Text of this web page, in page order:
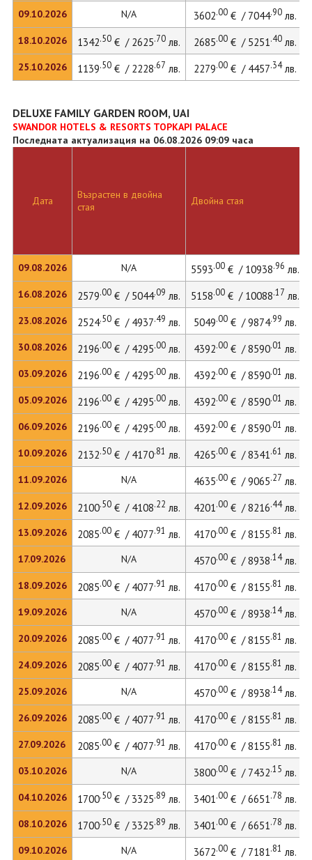
09.10.2026
18.10.2026
25.10.2026
N/A 3602.00€ / 7044.90лв.
1342.50€ / 2625.70лв. 2685.00€ / 5251.40лв.
1139.50€ / 2228.67 лв. 2279.00€ / 4457.34лв.
DELUXE FAMILY GARDEN ROOM, UAI
SWANDOR HOTELS & RESORTS TOPKAPI PALACE
Последната актуализация на 06.08.2026 09:09 часа
Дата
09.08.2026
16.08.2026
23.08.2026
30.08.2026
03.09.2026
05.09.2026
06.09.2026
10.09.2026
11.09.2026
12.09.2026
13.09.2026
17.09.2026
18.09.2026
19.09.2026
20.09.2026
24.09.2026
25.09.2026
26.09.2026
27.09.2026
03.10.2026
04.10.2026
08.10.2026
09.10.2026
Възрастен в двойна
стая
Двойна стая
N/A 5593.00€ / 10938.96 лв.
2579.00€ / 5044.09 лв. 5158.00€ / 10088.17 лв.
2524.50€ / 4937.49 лв. 5049.00€ / 9874.99 лв.
2196.00€ / 4295.00лв. 4392.00€ / 8590.01 лв.
2196.00€ / 4295.00лв. 4392.00€ / 8590.01 лв.
2196.00€ / 4295.00лв. 4392.00€ / 8590.01 лв.
2196.00€ / 4295.00лв. 4392.00€ / 8590.01 лв.
2132.50€ / 4170.81 лв. 4265.00€ / 8341.61 лв.
N/A 4635.00€ / 9065.27 лв.
2100.50€ / 4108.22 лв. 4201.00€ / 8216.44лв.
2085.00€ / 4077.91 лв. 4170.00€ / 8155.81 лв.
N/A 4570.00€ / 8938.14лв.
2085.00€ / 4077.91 лв. 4170.00€ / 8155.81 лв.
N/A 4570.00€ / 8938.14лв.
2085.00€ / 4077.91 лв. 4170.00€ / 8155.81 лв.
2085.00€ / 4077.91 лв. 4170.00€ / 8155.81 лв.
N/A 4570.00€ / 8938.14лв.
2085.00€ / 4077.91 лв. 4170.00€ / 8155.81 лв.
2085.00€ / 4077.91 лв. 4170.00€ / 8155.81 лв.
N/A 3800.00€ / 7432.15 лв.
1700.50€ / 3325.89 лв. 3401.00€ / 6651.78 лв.
1700.50€ / 3325.89 лв. 3401.00€ / 6651.78 лв.
N/A 3672.00€ / 7181.81 лв.